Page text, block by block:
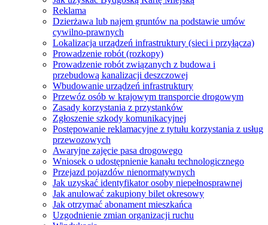
Reklama
Dzierżawa lub najem gruntów na podstawie umów
cywilno-prawnych
Lokalizacja urządzeń infrastruktury (sieci i przyłącza)
Prowadzenie robót (rozkopy)
Prowadzenie robót związanych z budowa i
przebudową kanalizacji deszczowej
Wbudowanie urządzeń infrastruktury
Przewóz osób w krajowym transporcie drogowym
Zasady korzystania z przystanków
Zgłoszenie szkody komunikacyjnej
Postępowanie reklamacyjne z tytułu korzystania z usług
przewozowych
Awaryjne zajęcie pasa drogowego
Wniosek o udostępnienie kanału technologicznego
Przejazd pojazdów nienormatywnych
Jak uzyskać identyfikator osoby niepełnosprawnej
Jak anulować zakupiony bilet okresowy
Jak otrzymać abonament mieszkańca
Uzgodnienie zmian organizacji ruchu